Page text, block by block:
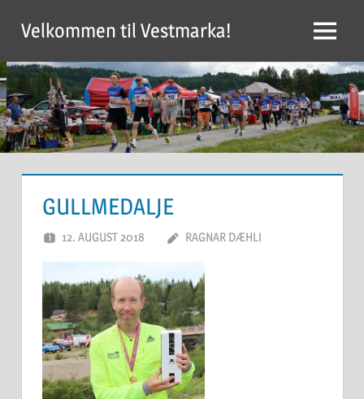
content
Velkommen til Vestmarka! Menu
GULLMEDALJE
12. AUGUST 2018 RAGNAR DÆHLI